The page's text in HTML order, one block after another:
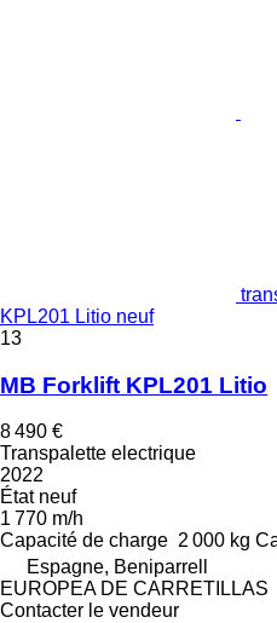
KPL201 Litio neuf
13
MB Forklift KPL201 Litio
8 490 €
Transpalette electrique
2022
Étatneuf
1 770 m/h
Capacité de charge 2 000 kg
Espagne, Beniparrell
EUROPEA DE CARRETILLAS
Contacter le vendeur